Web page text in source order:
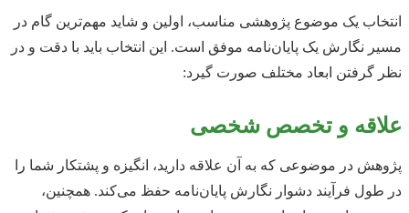
انتخاب یک موضوع پژوهشی مناسب، اولین و شاید مهم‌ترین گام در
مسیر نگارش یک پایان‌نامه موفق است. این انتخاب باید با دقت و در
نظر گرفتن ابعاد مختلف صورت گیرد:
علاقه و تخصص شخصی
پژوهش در موضوعی که به آن علاقه دارید، انگیزه و پشتکار شما را
در طول فرآیند دشوار نگارش پایان‌نامه حفظ می‌کند. همچنین،